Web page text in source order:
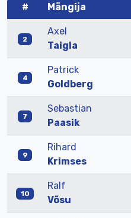
# Mängija
2
Axel
Taigla
4
Patrick
Goldberg
7
Sebastian
Paasik
9
Rihard
Krimses
10
Ralf
Võsu